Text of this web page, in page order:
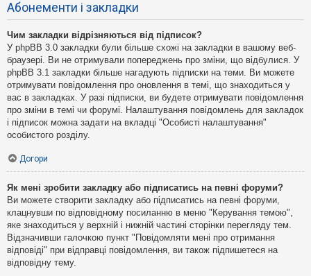
Абонементи і закладки
Чим закладки відрізняються від підписок?
У phpBB 3.0 закладки були більше схожі на закладки в вашому веб-
браузері. Ви не отримували попереджень про зміни, що відбулися. У
phpBB 3.1 закладки більше нагадують підписки на теми. Ви можете
отримувати повідомлення про оновлення в темі, що знаходиться у
вас в закладках. У разі підписки, ви будете отримувати повідомлення
про зміни в темі чи форумі. Налаштування повідомлень для закладок
і підписок можна задати на вкладці "Особисті налаштування"
особистого розділу.
Догори
Як мені зробити закладку або підписатись на певні форуми?
Ви можете створити закладку або підписатись на певні форуми,
клацнувши по відповідному посиланню в меню "Керування темою",
яке знаходиться у верхній і нижній частині сторінки перегляду тем.
Відзначивши галочкою пункт "Повідомляти мені про отримання
відповіді" при відправці повідомлення, ви також підпишетеся на
відповідну тему.